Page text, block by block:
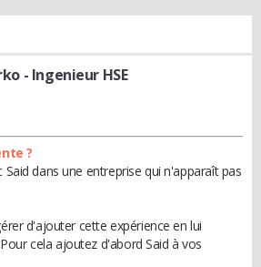
- Ingenieur HSE
?
Said dans une entreprise qui n'apparaît pas
d'ajouter cette expérience en lui
cela ajoutez d'abord Said à vos